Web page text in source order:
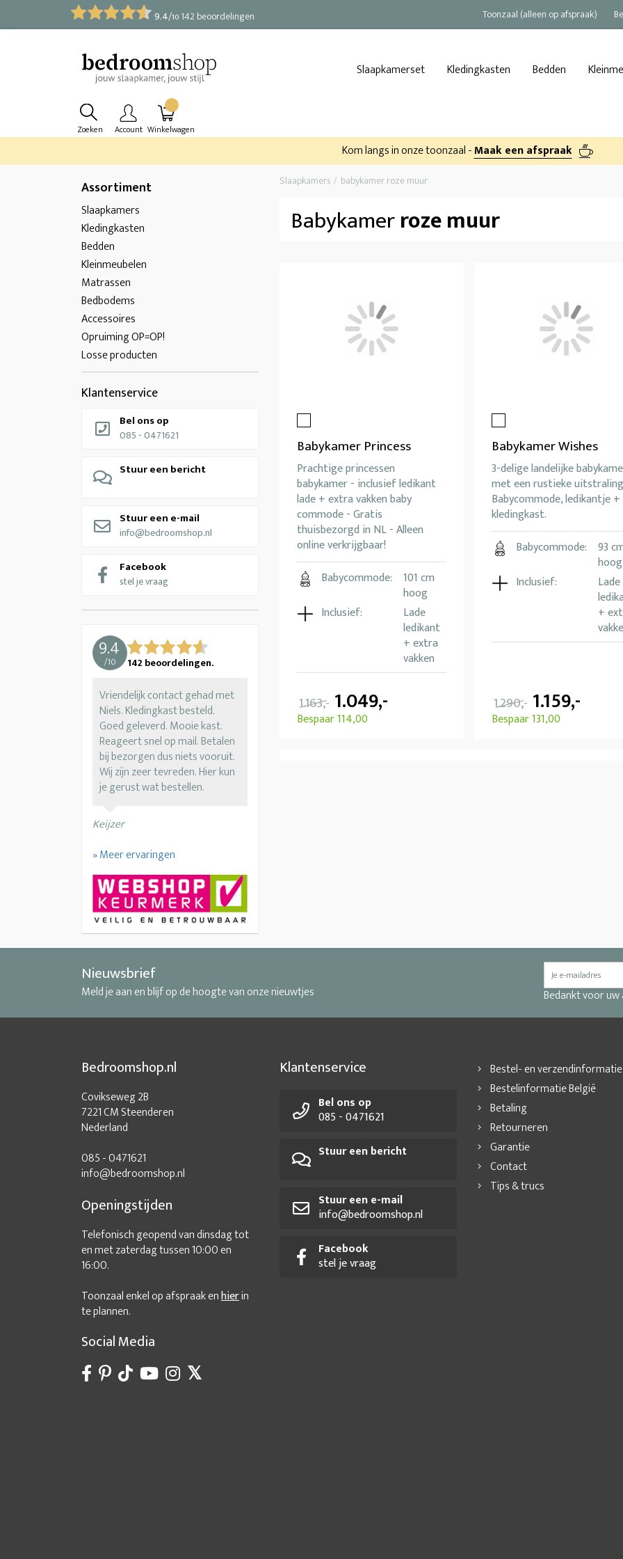
9.4/10 142 beoordelingen Toonzaal (alleen op afspraak)
Slaapkamerset Kledingkasten Bedden
Zoeken Account Winkelwagen
Kom langs in onze toonzaal -Maak een afspraak
Assortiment
Slaapkamers
Kledingkasten
Bedden
Kleinmeubelen
Matrassen
Bedbodems
Accessoires
Opruiming OP=OP!
Losse producten
Klantenservice
Bel ons op
085 - 0471621
Stuur een bericht
Stuur een e-mail
info@bedroomshop.nl
Facebook
stel je vraag
9.4
/10 142 beoordelingen.
Vriendelijk contact gehad met
Niels. Kledingkast besteld.
Goed geleverd. Mooie kast.
Reageert snel op mail. Betalen
bij bezorgen dus niets vooruit.
Wij zijn zeer tevreden. Hier kun
je gerust wat bestellen.
Keijzer
» Meer ervaringen
Slaapkamers babykamer roze muur
Babykamerroze muur
Babykamer Princess
Prachtige princessen
babykamer - inclusief ledikant
lade + extra vakken baby
commode - Gratis
thuisbezorgd in NL - Alleen
online verkrijgbaar!
Babycommode:
101 cm
hoog
Inclusief:
Lade
ledikant
+ extra
vakken
1.163,- 1.049,-
Bespaar 114,00
Babykamer Wishes
3-delige landelijke
met een rustieke
Babycommode, ledikantje +
kledingkast.
Babycommode:
93
hoog
Inclusief:
Lade
+
1.290,- 1.159,-
Bespaar 131,00
Nieuwsbrief
Meld je aan en blijf op de hoogte van onze nieuwtjes Bedankt voor
Bedroomshop.nl
Covikseweg 2B
7221 CM Steenderen
Nederland
085 - 0471621
info@bedroomshop.nl
Openingstijden
Telefonisch geopend van dinsdag tot
en met zaterdag tussen 10:00 en
16:00.
Toonzaal enkel op afspraak enhierin
te plannen.
Social Media
Klantenservice
Bel ons op
085 - 0471621
Stuur een bericht
Stuur een e-mail
info@bedroomshop.nl
Facebook
stel je vraag
Bestel- en verzendinformatie
Bestelinformatie België
Betaling
Retourneren
Garantie
Contact
Tips & trucs